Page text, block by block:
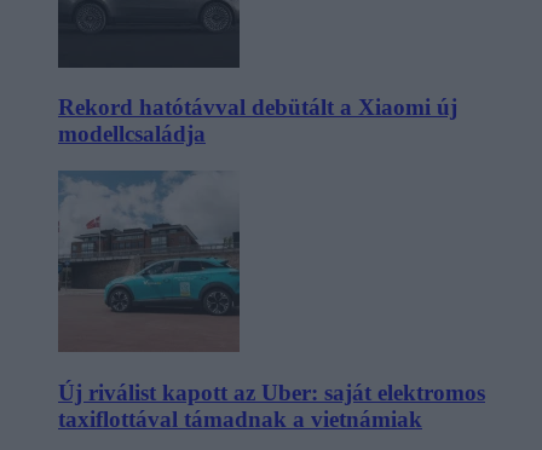
Rekord hatótávval debütált a Xiaomi új
modellcsaládja
Új riválist kapott az Uber: saját elektromos
taxiflottával támadnak a vietnámiak